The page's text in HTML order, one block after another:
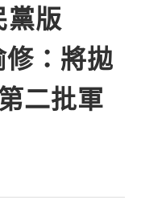
黨版
：將拋
二批軍